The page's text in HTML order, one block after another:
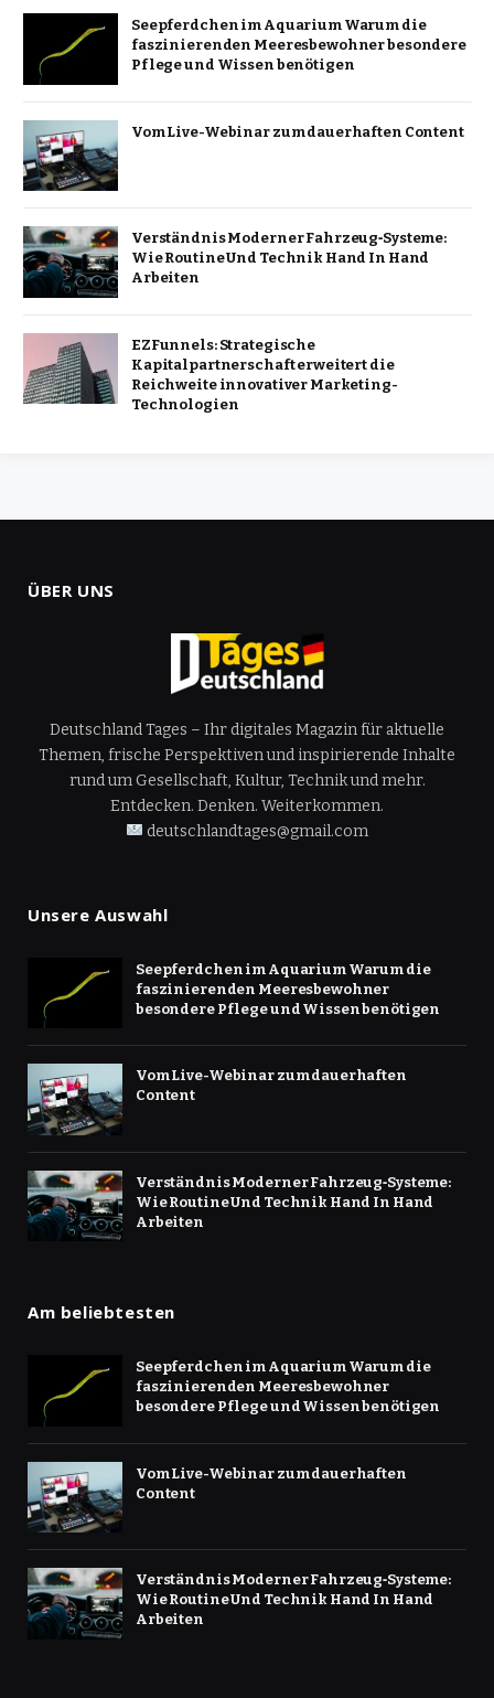
Seepferdchen im Aquarium Warum die
faszinierenden Meeresbewohner besondere
Pflege und Wissen benötigen
Vom Live-Webinar zum dauerhaften Content
Verständnis Moderner Fahrzeug‑Systeme:
Wie Routine Und Technik Hand In Hand
Arbeiten
EZFunnels: Strategische
Kapitalpartnerschaft erweitert die
Reichweite innovativer Marketing-
Technologien
ÜBER UNS
Deutschland Tages – Ihr digitales Magazin für aktuelle
Themen, frische Perspektiven und inspirierende Inhalte
rund um Gesellschaft, Kultur, Technik und mehr.
Entdecken. Denken. Weiterkommen.
deutschlandtages@gmail.com
Unsere Auswahl
Seepferdchen im Aquarium Warum die
faszinierenden Meeresbewohner
besondere Pflege und Wissen benötigen
Vom Live-Webinar zum dauerhaften
Content
Verständnis Moderner Fahrzeug‑Systeme:
Wie Routine Und Technik Hand In Hand
Arbeiten
Am beliebtesten
Seepferdchen im Aquarium Warum die
faszinierenden Meeresbewohner
besondere Pflege und Wissen benötigen
Vom Live-Webinar zum dauerhaften
Content
Verständnis Moderner Fahrzeug‑Systeme:
Wie Routine Und Technik Hand In Hand
Arbeiten